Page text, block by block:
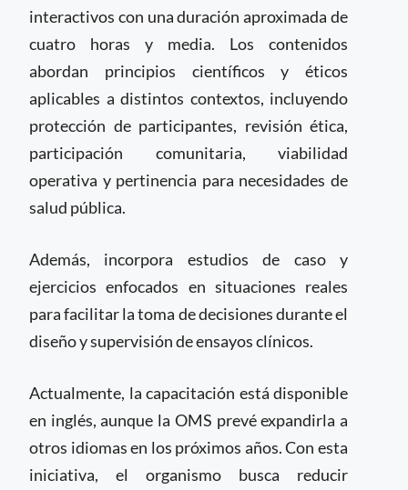
interactivos con una duración aproximada de
cuatro horas y media. Los contenidos
abordan principios científicos y éticos
aplicables a distintos contextos, incluyendo
protección de participantes, revisión ética,
participación comunitaria, viabilidad
operativa y pertinencia para necesidades de
salud pública.
Además, incorpora estudios de caso y
ejercicios enfocados en situaciones reales
para facilitar la toma de decisiones durante el
diseño y supervisión de ensayos clínicos.
Actualmente, la capacitación está disponible
en inglés, aunque la OMS prevé expandirla a
otros idiomas en los próximos años. Con esta
iniciativa, el organismo busca reducir